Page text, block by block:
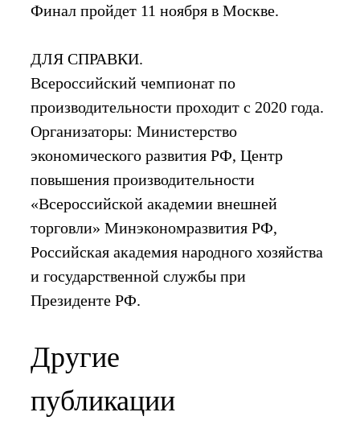
Финал пройдет 11 ноября в Москве.
ДЛЯ СПРАВКИ.
Всероссийский чемпионат по
производительности проходит с 2020 года.
Организаторы: Министерство
экономического развития РФ, Центр
повышения производительности
«Всероссийской академии внешней
торговли» Минэкономразвития РФ,
Российская академия народного хозяйства
и государственной службы при
Президенте РФ.
Другие
публикации